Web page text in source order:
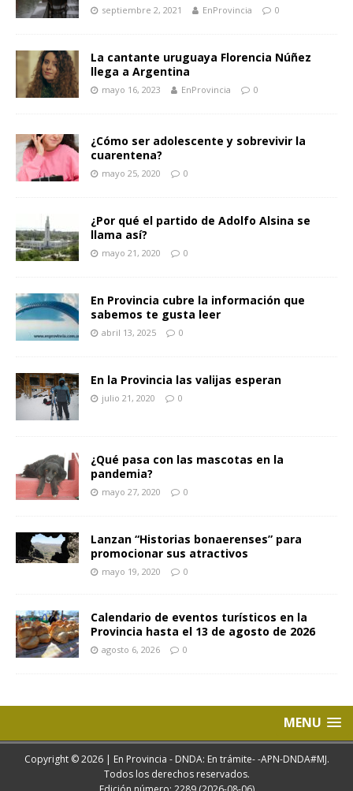
septiembre 2, 2021 EnProvincia 0
La cantante uruguaya Florencia Núñez
llega a Argentina
mayo 16, 2023 EnProvincia 0
¿Cómo ser adolescente y sobrevivir la
cuarentena?
mayo 25, 2020 0
¿Por qué el partido de Adolfo Alsina se
llama así?
mayo 21, 2020 0
En Provincia cubre la información que
sabemos te gusta leer
abril 13, 2025 0
En la Provincia las valijas esperan
julio 21, 2020 0
¿Qué pasa con las mascotas en la
pandemia?
mayo 27, 2020 0
Lanzan “Historias bonaerenses” para
promocionar sus atractivos
mayo 19, 2020 0
Calendario de eventos turísticos en la
Provincia hasta el 13 de agosto de 2026
agosto 6, 2026 0
MENU
Copyright © 2026 | En Provincia - DNDA: En trámite- -APN-DNDA#MJ.
Todos los derechos reservados.